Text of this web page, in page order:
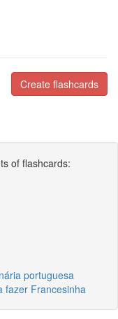
Create flashcards
of flashcards:
portuguesa
fazer Francesinha